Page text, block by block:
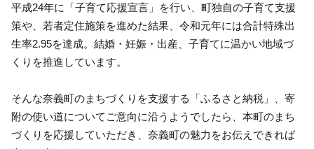
平成24年に「子育て応援宣言」を行い、町独自の子育て支援
策や、若者定住施策を進めた結果、令和元年には合計特殊出
生率2.95を達成。結婚・妊娠・出産、子育てに温かい地域づ
くりを推進しています。
そんな奈義町のまちづくりを支援する「ふるさと納税」、寄
附の使い道についてご意向に沿うようでしたら、本町のまち
づくりを応援していただき、奈義町の魅力をお伝えできれば